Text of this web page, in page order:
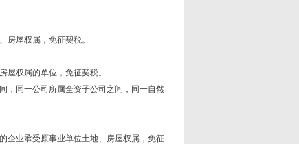
屋权属，免征契税。
权属的单位，免征契税。
同一公司所属全资子公司之间，同一自然
业承受原事业单位土地、房屋权属，免征